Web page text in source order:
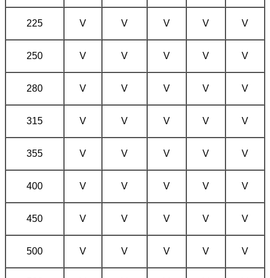
225 V V V V V
250 V V V V V
280 V V V V V
315 V V V V V
355 V V V V V
400 V V V V V
450 V V V V V
500 V V V V V